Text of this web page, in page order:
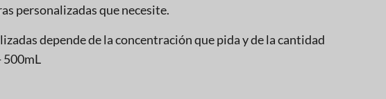
personalizadas que necesite.
depende de la concentración que pida y de la cantidad
500mL